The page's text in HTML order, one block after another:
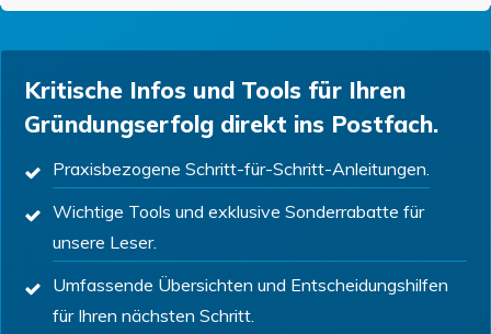
Kritische Infos und Tools für Ihren
Gründungserfolg direkt ins Postfach.
Praxisbezogene Schritt-für-Schritt-Anleitungen.
Wichtige Tools und exklusive Sonderrabatte für
unsere Leser.
Umfassende Übersichten und Entscheidungshilfen
für Ihren nächsten Schritt.